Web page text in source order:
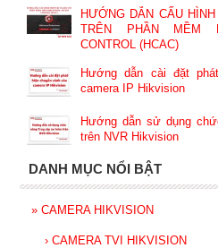
HƯỚNG DẪN CẤU
TRÊN PHẦN MỀM
CONTROL (HCAC)
Hướng dẫn cài đặt
camera IP Hikvision
Hướng dẫn sử dụng
trên NVR Hikvision
DANH MỤC NỔI BẬT
» CAMERA HIKVISION
› CAMERA TVI HIKVISION